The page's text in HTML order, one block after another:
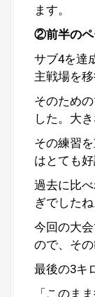
ます。
②前半のペ
サブ4を達
主戦場を
そのため
した。大
その練習
はとても好
過去に比
ぎでしたね
今回の大
ので、その
最後の3キ
「このま